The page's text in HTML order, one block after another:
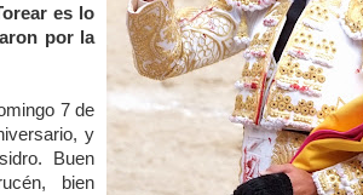
es lo
por la
7 de
y
Buen
bien